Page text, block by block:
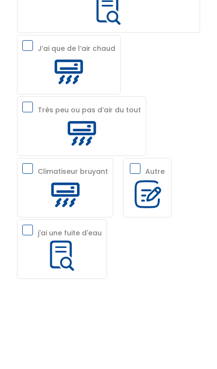
J’ai que de l’air chaud
Très peu ou pas d’air du tout
Climatiseur bruyant Autre
j'ai une fuite d'eau